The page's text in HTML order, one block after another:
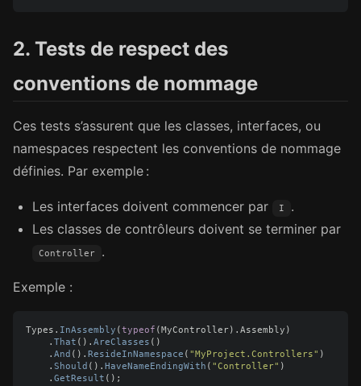
2. Tests de respect des
conventions de nommage
Ces tests s’assurent que les classes, interfaces, ou
namespaces respectent les conventions de nommage
définies. Par exemple :
Les interfaces doivent commencer par I
.
Les classes de contrôleurs doivent se terminer par
Controller .
Exemple :
Types . InAssembly ( typeof ( MyController). Assembly )
. That (). AreClasses ()
. And (). ResideInNamespace ( "MyProject.Controllers" )
. Should (). HaveNameEndingWith ( "Controller" )
. GetResult ();